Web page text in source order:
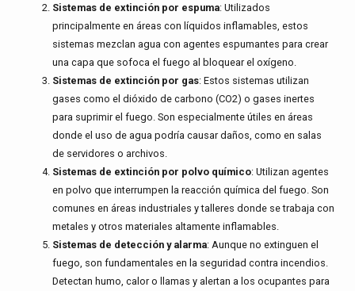
Sistemas de extinción por espuma: Utilizados
principalmente en áreas con líquidos inflamables, estos
sistemas mezclan agua con agentes espumantes para crear
una capa que sofoca el fuego al bloquear el oxígeno.
Sistemas de extinción por gas: Estos sistemas utilizan
gases como el dióxido de carbono (CO2) o gases inertes
para suprimir el fuego. Son especialmente útiles en áreas
donde el uso de agua podría causar daños, como en salas
de servidores o archivos.
Sistemas de extinción por polvo químico: Utilizan agentes
en polvo que interrumpen la reacción química del fuego. Son
comunes en áreas industriales y talleres donde se trabaja con
metales y otros materiales altamente inflamables.
Sistemas de detección y alarma: Aunque no extinguen el
fuego, son fundamentales en la seguridad contra incendios.
Detectan humo, calor o llamas y alertan a los ocupantes para